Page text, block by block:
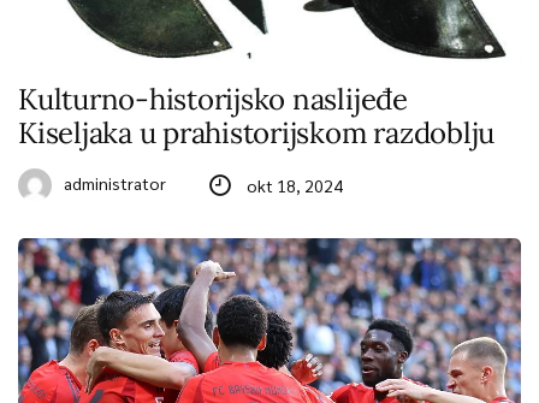
Kulturno-historijsko naslijeđe
Kiseljaka u prahistorijskom razdoblju
administrator okt 18, 2024